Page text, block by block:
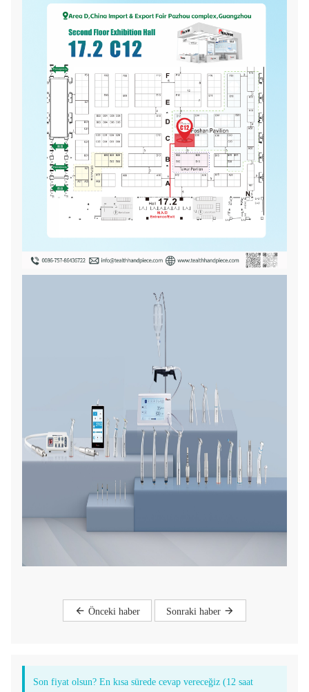
Önceki haber Sonraki haber
Son fiyat olsun? En kısa sürede cevap vereceğiz (12 saat